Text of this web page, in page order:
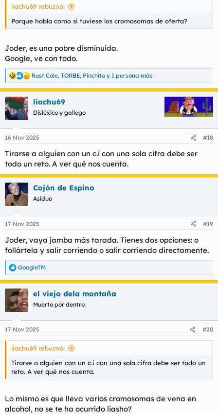
liachu69 rebuznó:
Porque habla como si tuviese los cromosomas de oferta?
Joder, es una pobre disminuida.
Google, ve con todo.
R
e
a
c
c
e
s
Rust Cole, TORBE, Pinchito y 1 persona más
liachu69
Disléxico y gallego
16 Nov 2025 #18
Tirarse a alguien con un c.i con una sola cifra debe ser
todo un reto. A ver qué nos cuenta.
Cojón de Espino
Asiduo
17 Nov 2025 #19
Joder, vaya jamba más tarada. Tienes dos opciones: o
follártela y salir corriendo o salir corriendo directamente.
R
e
a
c
c
i
e
s
GoogleTM
el viejo dela montaña
Muerto por dentro
17 Nov 2025 #20
liachu69 rebuznó:
Tirarse a alguien con un c.i con una sola cifra debe ser todo un
reto. A ver qué nos cuenta.
Lo mismo es que lleva varios cromosomas de vena en
alcohol, no se te ha ocurrido liasho?